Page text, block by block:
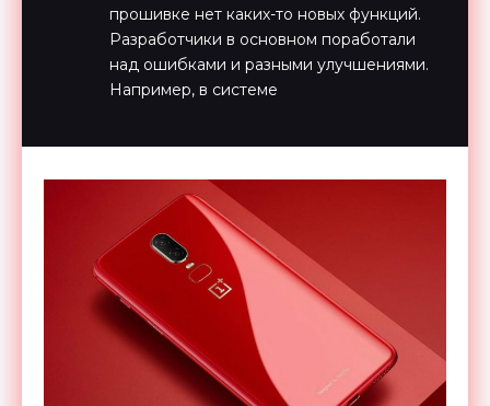
прошивке нет каких-то новых функций.
Разработчики в основном поработали
над ошибками и разными улучшениями.
Например, в системе